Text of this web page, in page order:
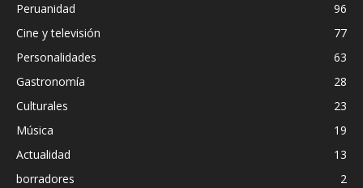
Peruanidad
96
Cine y televisión
77
Personalidades
63
Gastronomía
28
Culturales
23
Música
19
Actualidad
13
borradores
2